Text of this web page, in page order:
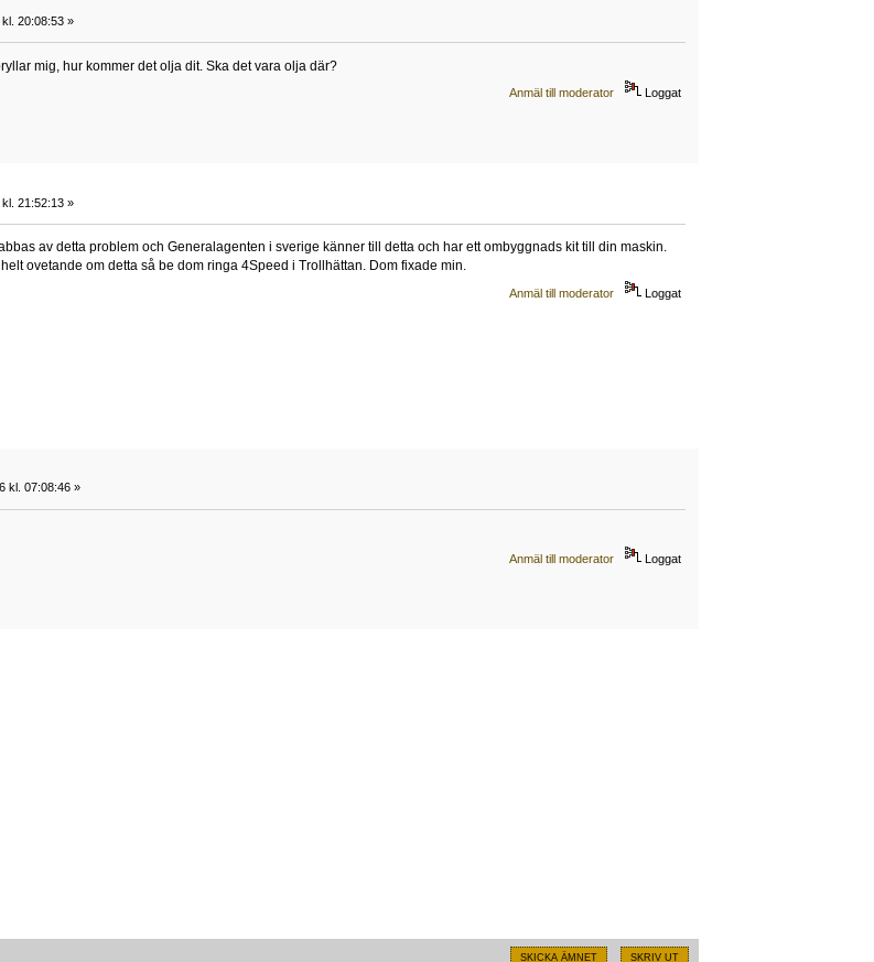
20:08:53 »
mig, hur kommer det olja dit. Ska det vara olja där?
Anmäl till moderator Loggat
21:52:13 »
av detta problem och Generalagenten i sverige känner till detta och har ett ombyggnads kit till din maskin.
ovetande om detta så be dom ringa 4Speed i Trollhättan. Dom fixade min.
Anmäl till moderator Loggat
kl. 07:08:46 »
Anmäl till moderator Loggat
SKICKA ÄMNET SKRIV UT